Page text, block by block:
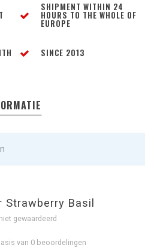
SHIPMENT WITHIN 24
HOURS TO THE WHOLE OF
EUROPE
SINCE 2013
Strawberry Basil
gewaardeerd
van 0 beoordelingen